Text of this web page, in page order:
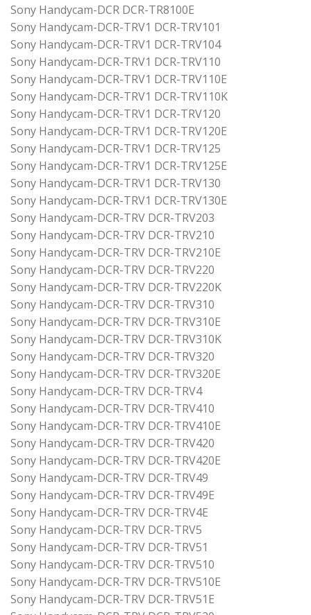
Sony Handycam-DCR DCR-TR8100E
Sony Handycam-DCR-TRV1 DCR-TRV101
Sony Handycam-DCR-TRV1 DCR-TRV104
Sony Handycam-DCR-TRV1 DCR-TRV110
Sony Handycam-DCR-TRV1 DCR-TRV110E
Sony Handycam-DCR-TRV1 DCR-TRV110K
Sony Handycam-DCR-TRV1 DCR-TRV120
Sony Handycam-DCR-TRV1 DCR-TRV120E
Sony Handycam-DCR-TRV1 DCR-TRV125
Sony Handycam-DCR-TRV1 DCR-TRV125E
Sony Handycam-DCR-TRV1 DCR-TRV130
Sony Handycam-DCR-TRV1 DCR-TRV130E
Sony Handycam-DCR-TRV DCR-TRV203
Sony Handycam-DCR-TRV DCR-TRV210
Sony Handycam-DCR-TRV DCR-TRV210E
Sony Handycam-DCR-TRV DCR-TRV220
Sony Handycam-DCR-TRV DCR-TRV220K
Sony Handycam-DCR-TRV DCR-TRV310
Sony Handycam-DCR-TRV DCR-TRV310E
Sony Handycam-DCR-TRV DCR-TRV310K
Sony Handycam-DCR-TRV DCR-TRV320
Sony Handycam-DCR-TRV DCR-TRV320E
Sony Handycam-DCR-TRV DCR-TRV4
Sony Handycam-DCR-TRV DCR-TRV410
Sony Handycam-DCR-TRV DCR-TRV410E
Sony Handycam-DCR-TRV DCR-TRV420
Sony Handycam-DCR-TRV DCR-TRV420E
Sony Handycam-DCR-TRV DCR-TRV49
Sony Handycam-DCR-TRV DCR-TRV49E
Sony Handycam-DCR-TRV DCR-TRV4E
Sony Handycam-DCR-TRV DCR-TRV5
Sony Handycam-DCR-TRV DCR-TRV51
Sony Handycam-DCR-TRV DCR-TRV510
Sony Handycam-DCR-TRV DCR-TRV510E
Sony Handycam-DCR-TRV DCR-TRV51E